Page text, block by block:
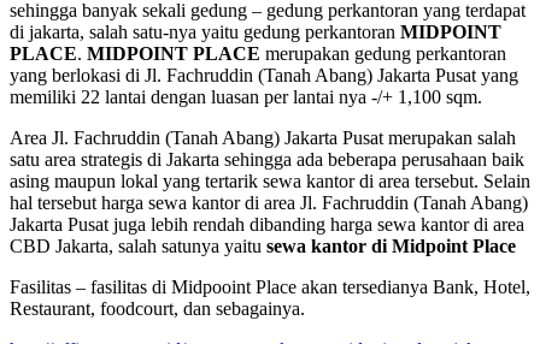
sehingga banyak sekali gedung – gedung perkantoran yang terdapat
di jakarta, salah satu-nya yaitu gedung perkantoran MIDPOINT
PLACE. MIDPOINT PLACE merupakan gedung perkantoran
yang berlokasi di Jl. Fachruddin (Tanah Abang) Jakarta Pusat yang
memiliki 22 lantai dengan luasan per lantai nya -/+ 1,100 sqm.
Area Jl. Fachruddin (Tanah Abang) Jakarta Pusat merupakan salah
satu area strategis di Jakarta sehingga ada beberapa perusahaan baik
asing maupun lokal yang tertarik sewa kantor di area tersebut. Selain
hal tersebut harga sewa kantor di area Jl. Fachruddin (Tanah Abang)
Jakarta Pusat juga lebih rendah dibanding harga sewa kantor di area
CBD Jakarta, salah satunya yaitu sewa kantor di Midpoint Place
Fasilitas – fasilitas di Midpooint Place akan tersedianya Bank, Hotel,
Restaurant, foodcourt, dan sebagainya.